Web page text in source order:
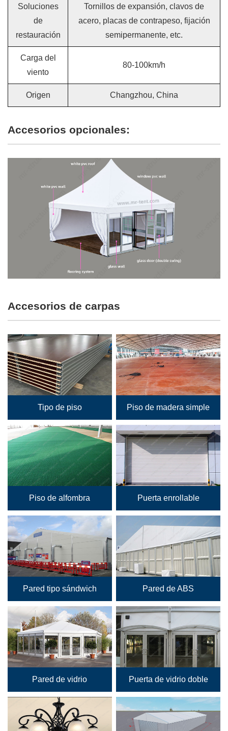
Soluciones
de
restauración
Tornillos de expansión, clavos de
acero, placas de contrapeso, fijación
semipermanente, etc.
Carga del
viento
80-100km/h
Origen Changzhou, China
Accesorios opcionales:
Accesorios de carpas
Tipo de piso Piso de madera simple
Piso de alfombra Puerta enrollable
Pared tipo sándwich Pared de ABS
Pared de vidrio Puerta de vidrio doble